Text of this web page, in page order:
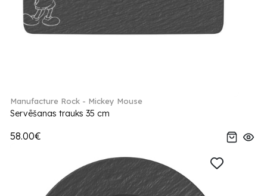
Manufacture Rock - Mickey Mouse
Servēšanas trauks 35 cm
58.00€